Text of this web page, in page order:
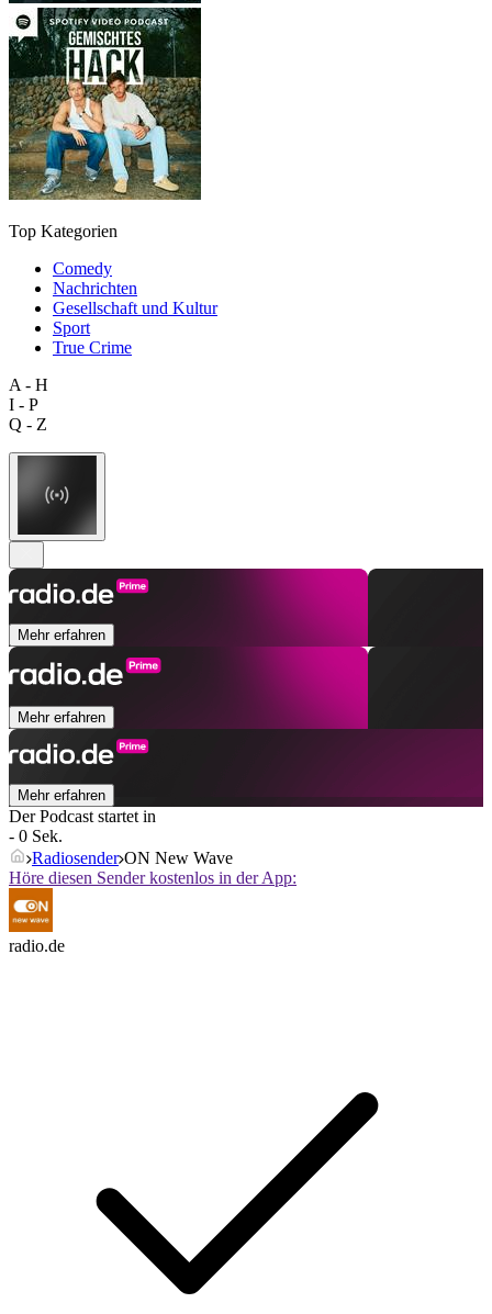
Top Kategorien
Comedy
Nachrichten
Gesellschaft und Kultur
Sport
True Crime
A - H
I - P
Q - Z
Mehr erfahren
Mehr erfahren
Mehr erfahren
Der Podcast startet in
- 0 Sek.
Radiosender ON New Wave
Höre diesen Sender kostenlos in der App:
radio.de